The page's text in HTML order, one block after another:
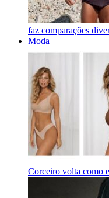
faz comparações
Moda
Corceiro volta como